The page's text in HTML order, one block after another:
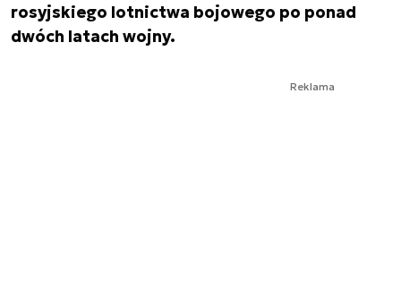
rosyjskiego lotnictwa bojowego po ponad
dwóch latach wojny.
Reklama